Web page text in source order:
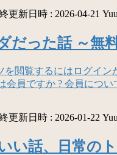
更新日時 : 2026-04-21
だった話 ～無
を閲覧するにはログイン
会員ですか ? 会員につい
更新日時 : 2026-01-22
い話、日常の